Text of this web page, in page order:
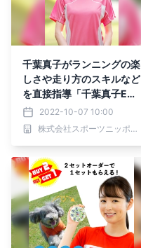
千葉真子がランニングの楽
しさや走り方のスキルなど
を直接指導「千葉真子Enj
oy Run」参加者募集
2022-10-07 10:00
株式会社スポーツニッポン新聞社